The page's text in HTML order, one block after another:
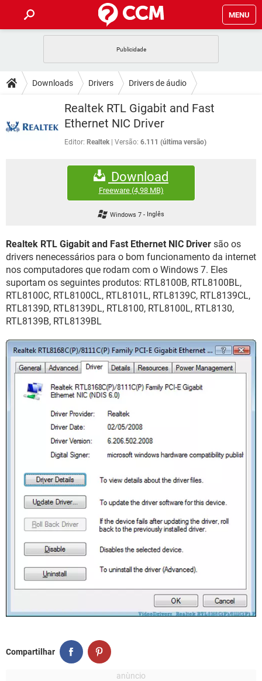
MENU
CELULAR FACEBOOK
EXCEL
INSTAGRAM GMAIL
GUIA DE COMPRAS
DICAS
JOGOS
FACEBOOK
JOGOS WHATSAPP
FACEBOOK
EXCEL
GMAIL
FÓRUM
FACEBOOK
EXCEL
GMAIL
WHATSAPP
INSTAGRAM GMAIL
GUIA DE COMPRAS
Downloads Drivers Drivers de áudio
Realtek RTL Gigabit and Fast
Ethernet NIC Driver
Editor: Realtek Versão: 6.111 (última versão)
Download
Freeware(4,98 MB)
Windows 7 - Inglês
Realtek RTL Gigabit and Fast Ethernet NIC Driver são os
drivers nenecessários para o bom funcionamento da internet
nos computadores que rodam com o Windows 7. Eles
suportam os seguintes produtos: RTL8100B, RTL8100BL,
RTL8100C, RTL8100CL, RTL8101L, RTL8139C, RTL8139CL,
RTL8139D, RTL8139DL, RTL8100, RTL8100L, RTL8130,
RTL8139B, RTL8139BL
Compartilhar